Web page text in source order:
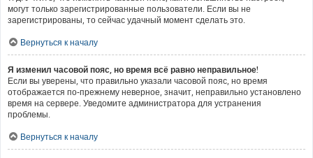
могут только зарегистрированные пользователи. Если вы не
зарегистрированы, то сейчас удачный момент сделать это.
Вернуться к началу
Я изменил часовой пояс, но время всё равно неправильное!
Если вы уверены, что правильно указали часовой пояс, но время
отображается по-прежнему неверное, значит, неправильно установлено
время на сервере. Уведомите администратора для устранения
проблемы.
Вернуться к началу